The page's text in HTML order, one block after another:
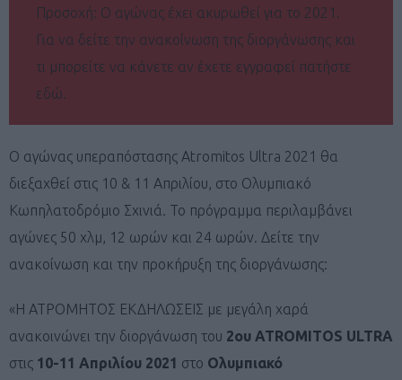
Προσοχή: Ο αγώνας έχει ακυρωθεί για το 2021.
Για να δείτε την ανακοίνωση της διοργάνωσης και
τι μπορείτε να κάνετε αν έχετε εγγραφεί πατήστε
εδώ.
Ο αγώνας υπεραπόστασης Atromitos Ultra 2021 θα
διεξαχθεί στις 10 & 11 Απριλίου, στο Ολυμπιακό
Κωπηλατοδρόμιο Σχινιά. Το πρόγραμμα περιλαμβάνει
αγώνες 50 χλμ, 12 ωρών και 24 ωρών. Δείτε την
ανακοίνωση και την προκήρυξη της διοργάνωσης:
«H ΑΤΡΟΜΗΤΟΣ ΕΚΔΗΛΩΣΕΙΣ με μεγάλη χαρά
ανακοινώνει την διοργάνωση του 2ου ATROMITOS ULTRA
στις 10-11 Απριλίου 2021 στο Ολυμπιακό